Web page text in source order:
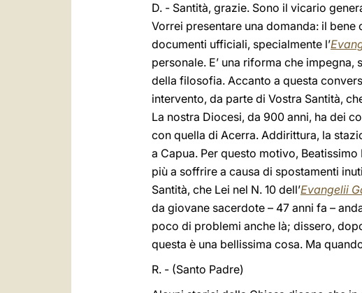
D. - Santità, grazie. Sono il vicario
Vorrei presentare una domanda: il
documenti ufficiali, specialmente l’
personale. E’ una riforma che
della filosofia. Accanto a questa
intervento, da parte di Vostra Santità,
La nostra Diocesi, da 900 anni, ha dei
con quella di Acerra. Addirittura, la
a Capua. Per questo motivo,
più a soffrire a causa di spostamenti
Santità, che Lei nel N. 10 dell’Evangelii
da giovane sacerdote – 47 anni fa –
poco di problemi anche là; dissero,
questa è una bellissima cosa. Ma
R. - (Santo Padre)